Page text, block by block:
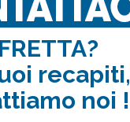
recapiti,
noi !